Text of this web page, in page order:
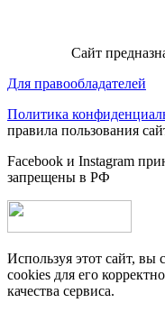
Сайт
Для правообладателей
Политика
правила пользования
Facebook и Instagram
запрещены в РФ
Используя этот сайт, вы
cookies для его
качества сервиса.